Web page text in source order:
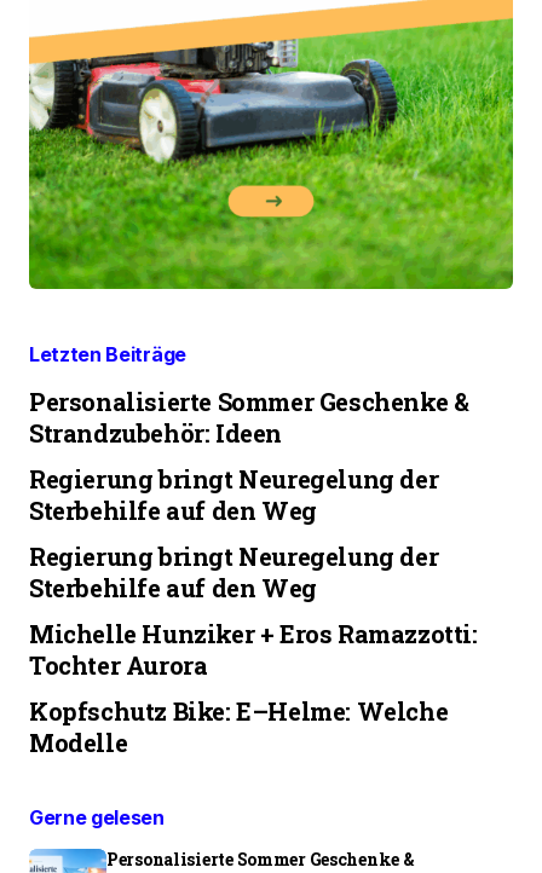
Letzten Beiträge
Personalisierte Sommer Geschenke &
Strandzubehör: Ideen
Regierung bringt Neuregelung der
Sterbehilfe auf den Weg
Regierung bringt Neuregelung der
Sterbehilfe auf den Weg
Michelle Hunziker + Eros Ramazzotti:
Tochter Aurora
Kopfschutz Bike: E–Helme: Welche
Modelle
Gerne gelesen
Personalisierte Sommer Geschenke &